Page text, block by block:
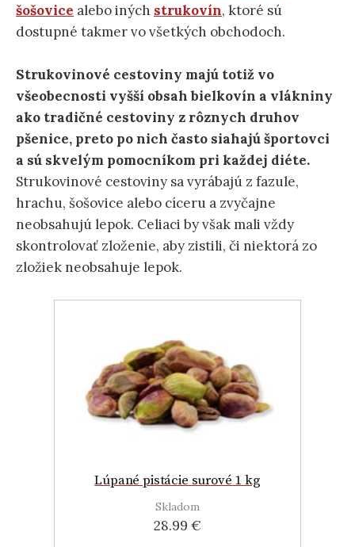
šošovice alebo iných strukovín, ktoré sú
dostupné takmer vo všetkých obchodoch.
Strukovinové cestoviny majú totiž vo
všeobecnosti vyšší obsah bielkovín a vlákniny
ako tradičné cestoviny z rôznych druhov
pšenice, preto po nich často siahajú športovci
a sú skvelým pomocníkom pri každej diéte.
Strukovinové cestoviny sa vyrábajú z fazule,
hrachu, šošovice alebo cíceru a zvyčajne
neobsahujú lepok. Celiaci by však mali vždy
skontrolovať zloženie, aby zistili, či niektorá zo
zložiek neobsahuje lepok.
Lúpané pistácie surové 1 kg
Skladom
28.99 €